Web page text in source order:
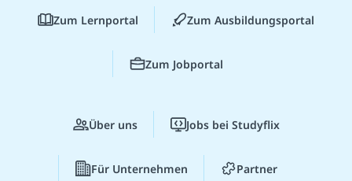
Zum Lernportal Zum Ausbildungsportal
Zum Jobportal
Über uns Jobs bei Studyflix
Für Unternehmen Partner